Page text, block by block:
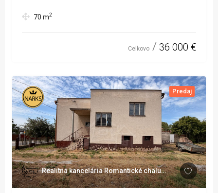
70 m2
Celkovo 36 000 €
Predaj
Realitná kancelária Romantické chalupy